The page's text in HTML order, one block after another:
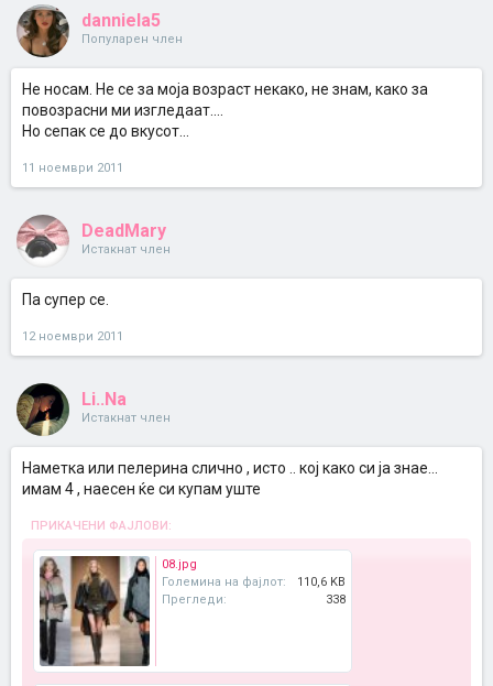
danniela5
Популарен член
Не носам. Не се за моја возраст некако, не знам, како за
повозрасни ми изгледаат....
Но сепак се до вкусот...
11 ноември 2011
DeadMary
Истакнат член
Па супер се.
12 ноември 2011
Li..Na
Истакнат член
Наметка или пелерина слично , исто .. кој како си ја знае...
имам 4 , наесен ќе си купам уште
ПРИКАЧЕНИ ФАЈЛОВИ:
08.jpg
Големина на фајлот:
110,6 KB
Прегледи:
338